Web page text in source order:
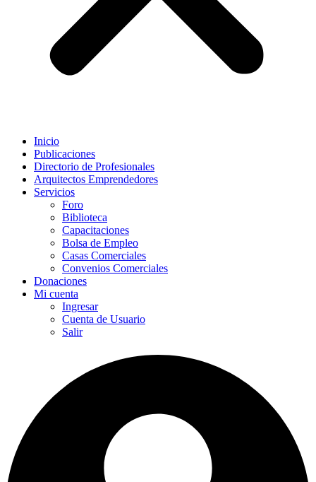
Inicio
Publicaciones
Directorio de Profesionales
Arquitectos Emprendedores
Servicios
Foro
Biblioteca
Capacitaciones
Bolsa de Empleo
Casas Comerciales
Convenios Comerciales
Donaciones
Mi cuenta
Ingresar
Cuenta de Usuario
Salir